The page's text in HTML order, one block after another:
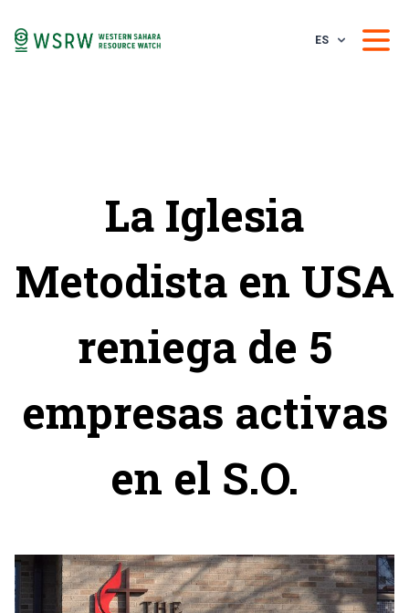
ES
La Iglesia
Metodista en USA
reniega de 5
empresas activas
en el S.O.